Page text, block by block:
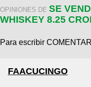
OPINIONES DE SE
WHISKEY 8.25
Para escribir
FAACUCINGO